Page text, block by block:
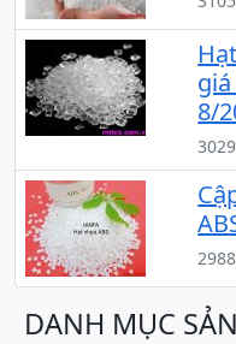
8/
DANH MỤC